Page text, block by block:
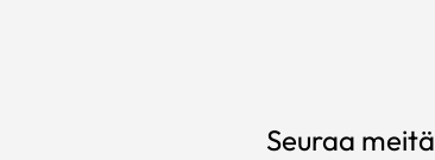
Seuraa meitä